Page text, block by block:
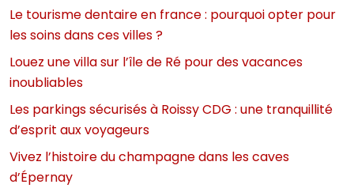
Le tourisme dentaire en france : pourquoi opter pour
les soins dans ces villes ?
Louez une villa sur l’île de Ré pour des vacances
inoubliables
Les parkings sécurisés à Roissy CDG : une tranquillité
d’esprit aux voyageurs
Vivez l’histoire du champagne dans les caves
d’Épernay